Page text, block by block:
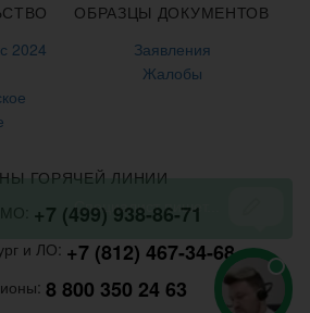
2024
ОБРАЗЦЫ ДОКУМЕНТОВ
Заявления
Жалобы
ГОРЯЧЕЙ ЛИНИИ
+7 (499) 938-86-71
и ЛО: +7 (812) 467-34-68
8 800 350 24 63